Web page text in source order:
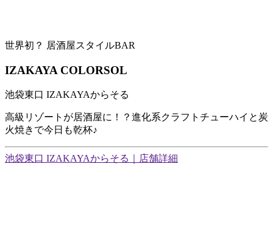
世界初？ 居酒屋スタイルBAR
IZAKAYA COLORSOL
池袋東口 IZAKAYAからそる
高級リゾートが居酒屋に！？進化系クラフトチューハイと炭
火焼きで今日も乾杯♪
池袋東口 IZAKAYAからそる｜店舗詳細